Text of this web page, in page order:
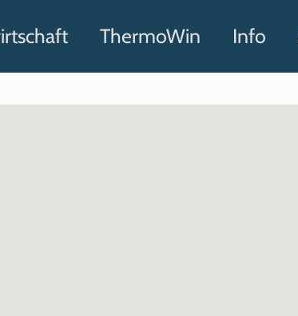
ThermoWin Info